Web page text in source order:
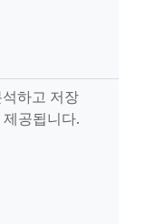
하고 저장
공됩니다.